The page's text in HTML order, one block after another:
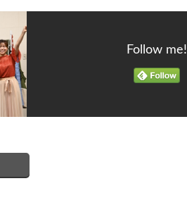
Follow me!